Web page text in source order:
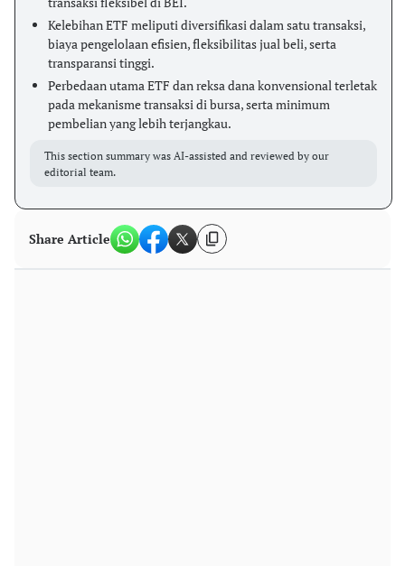
Kelebihan ETF meliputi diversifikasi dalam satu transaksi,
biaya pengelolaan efisien, fleksibilitas jual beli, serta
transparansi tinggi.
Perbedaan utama ETF dan reksa dana konvensional terletak
pada mekanisme transaksi di bursa, serta minimum
pembelian yang lebih terjangkau.
This section summary was AI-assisted and reviewed by our
editorial team.
Share Article